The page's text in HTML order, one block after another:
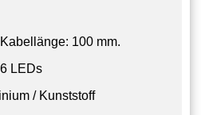
100 mm.
LEDs
/ Kunststoff